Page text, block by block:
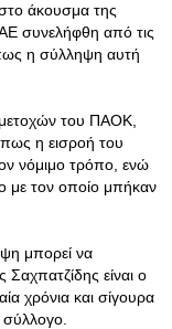
άκουσμα της
συνελήφθη από τις
η σύλληψη αυτή
του ΠΑΟΚ,
η εισροή του
νόμιμο τρόπο, ενώ
με τον οποίο μπήκαν
μπορεί να
είναι ο
χρόνια και σίγουρα
σύλλογο.